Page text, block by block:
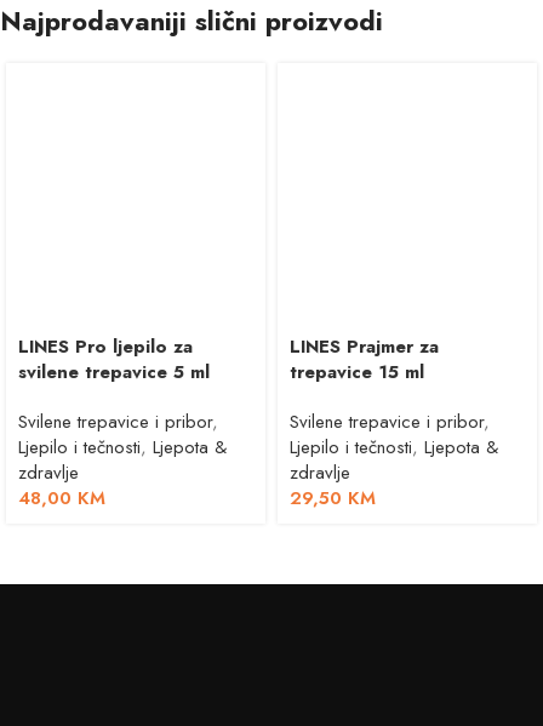
Najprodavaniji slični proizvodi
LINES Pro ljepilo za
svilene trepavice 5 ml
Svilene trepavice i pribor,
Ljepilo i tečnosti, Ljepota &
zdravlje
48,00 KM
LINES Prajmer za
trepavice 15 ml
Svilene trepavice i pribor,
Ljepilo i tečnosti, Ljepota &
zdravlje
29,50 KM